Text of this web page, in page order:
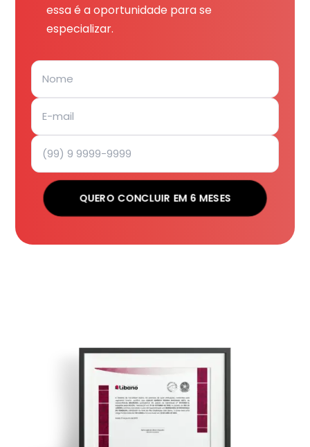
essa é a oportunidade para se
especializar.
QUERO CONCLUIR EM 6 MESES